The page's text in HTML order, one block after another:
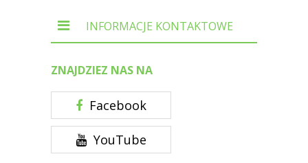
INFORMACJE KONTAKTOWE
ZNAJDZIEZ NAS NA
Facebook
YouTube